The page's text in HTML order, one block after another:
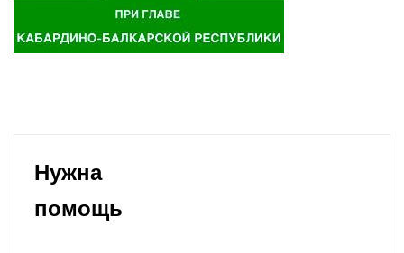
Нужна
помощь